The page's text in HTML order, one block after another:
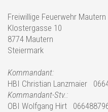
Freiwillige Feuerwehr Mautern
Klostergasse 10
8774 Mautern
Steiermark
Kommandant:
HBI Christian Lanzmaier
Kommandant-Stv.:
OBI Wolfgang Hirt